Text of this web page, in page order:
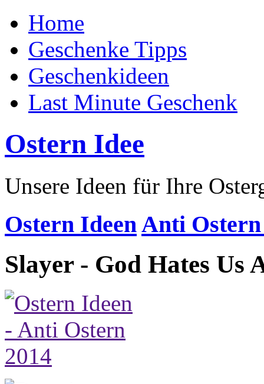
Home
Geschenke Tipps
Geschenkideen
Last Minute Geschenk
Ostern Idee
Unsere Ideen für Ihre
Ostern IdeenAnti Ostern
Slayer - God Hates Us